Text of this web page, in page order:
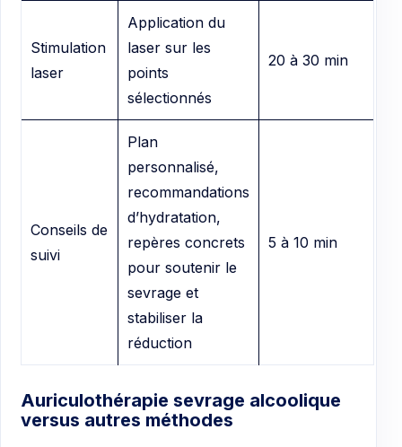
Stimulation
laser
Application du
laser sur les
points
sélectionnés
20 à 30 min
Conseils de
suivi
Plan
personnalisé,
recommandations
d’hydratation,
repères concrets
pour soutenir le
sevrage et
stabiliser la
réduction
5 à 10 min
Auriculothérapie sevrage alcoolique
versus autres méthodes